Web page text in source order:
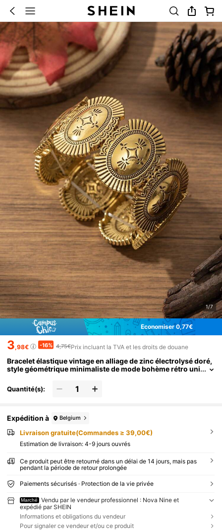
1/7
Économiser 0,77€
3,98€ -16% 4,75€Prix incluant la TVA et les droits de douane
Bracelet élastique vintage en alliage de zinc électrolysé doré,
style géométrique minimaliste de mode bohème rétro uni
es vacances, le style populaire du Moyen-Orient
Quantité(s):
Expédition à Belgium
Livraison gratuite(Commandes ≥ 39,00€)
Estimation de livraison: 4-9 jours ouvrés
Ce produit peut être retourné dans un délai de 14 jours, mais pas
pendant la période de retour prolongée
Paiements sécurisés · Protection de la vie privée
Marché
Vendu par le vendeur professionnel : Nova Nine et
expédié par SHEIN
Informations et obligations du vendeur
Pour signaler ce vendeur et/ou ce produit